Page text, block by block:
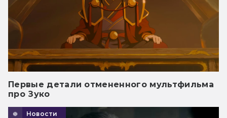
Первые детали отмененного мультфильма
про Зуко
Новости